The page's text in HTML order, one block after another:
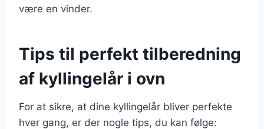
være en vinder.
Tips til perfekt tilberedning
af kyllingelår i ovn
For at sikre, at dine kyllingelår bliver perfekte
hver gang, er der nogle tips, du kan følge: